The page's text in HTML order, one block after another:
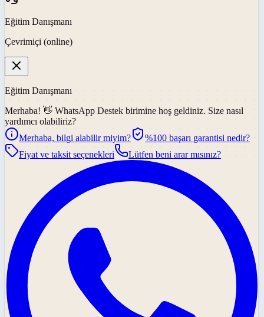
Eğitim Danışmanı
Çevrimiçi (online)
Eğitim Danışmanı
Merhaba! 👋 WhatsApp Destek birimine hoş geldiniz. Size nasıl
yardımcı olabiliriz?
Merhaba, bilgi alabilir miyim?
%100 başarı garantisi nedir?
Fiyat ve taksit seçenekleri
Lütfen beni arar mısınız?